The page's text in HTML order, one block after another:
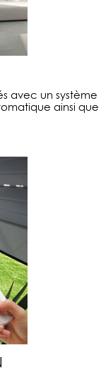
avec un système
ainsi que